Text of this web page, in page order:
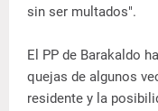
sin ser multados".
El PP de Barakaldo
quejas de algunos
residente y la